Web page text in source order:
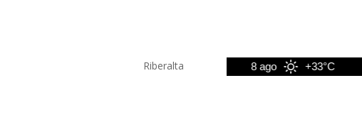
Riberalta
+33°C 8 ago +33°C